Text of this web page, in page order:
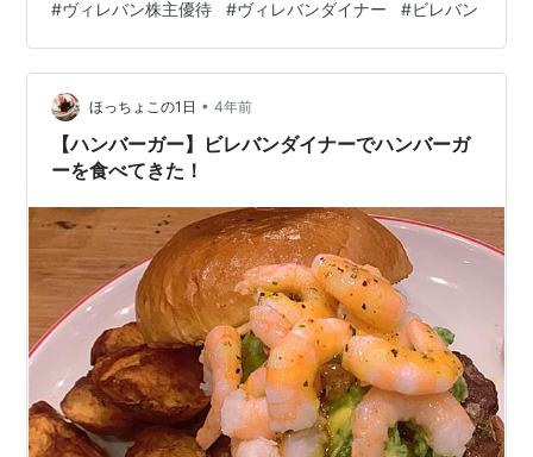
#ヴィレバン株主優待 #ヴィレバンダイナー #ビレバン
ほっちょこの1日 • 4年前
【ハンバーガー】ビレバンダイナーでハンバーガ
ーを食べてきた！